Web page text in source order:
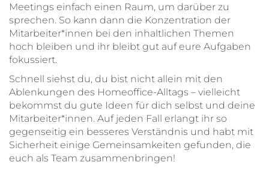
Meetings einfach einen Raum, um darüber zu
sprechen. So kann dann die Konzentration der
Mitarbeiter*innen bei den inhaltlichen Themen
hoch bleiben und ihr bleibt gut auf eure Aufgaben
fokussiert.
Schnell siehst du, du bist nicht allein mit den
Ablenkungen des Homeoffice-Alltags – vielleicht
bekommst du gute Ideen für dich selbst und deine
Mitarbeiter*innen. Auf jeden Fall erlangt ihr so
gegenseitig ein besseres Verständnis und habt mit
Sicherheit einige Gemeinsamkeiten gefunden, die
euch als Team zusammenbringen!